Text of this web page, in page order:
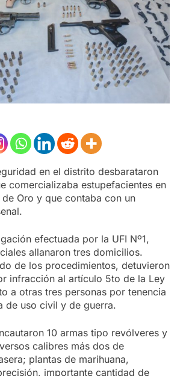
en el distrito desbarataron
comercializaba estupefacientes en
Oro y que contaba con un
efectuada por la UFI Nº1,
allanaron tres domicilios.
de los procedimientos, detuvieron
infracción al artículo 5to de la Ley
a otras tres personas por tenencia
de uso civil y de guerra.
10 armas tipo revólveres y
calibres más dos de
plantas de marihuana,
importante cantidad de